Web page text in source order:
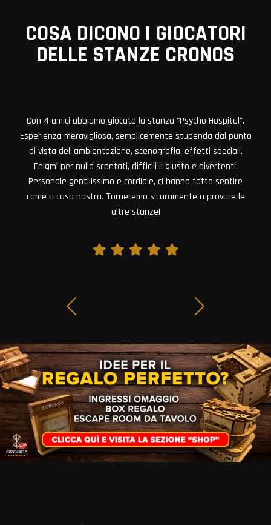
COSA DICONO I GIOCATORI
DELLE STANZE CRONOS
Con 4 amici abbiamo giocato la stanza "Psycho Hospital".
Esperienza meravigliosa, semplicemente stupenda dal punto
di vista dell'ambientazione, scenografia, effetti speciali.
Enigmi per nulla scontati, difficili il giusto e divertenti.
Personale gentilissimo e cordiale, ci hanno fatto sentire
come a casa nostra. Torneremo sicuramente a provare le
altre stanze!